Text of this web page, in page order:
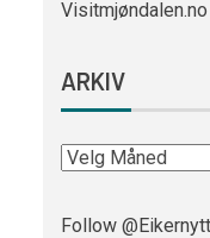
Visitmjøndalen.no
ARKIV
Follow